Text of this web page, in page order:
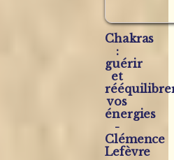
Chakras
:
guérir
et
vos
énergies
-
Clémence
Lefèvre